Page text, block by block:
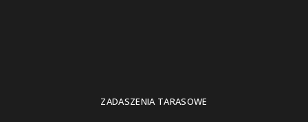
ZADASZENIA TARASOWE